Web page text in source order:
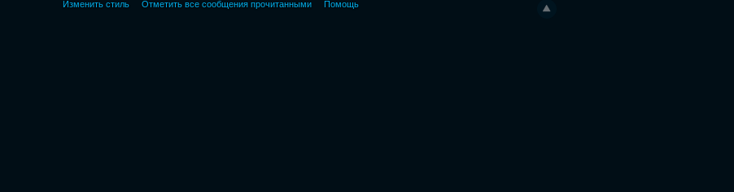
Изменить стиль Отметить все сообщения прочитанными Помощь